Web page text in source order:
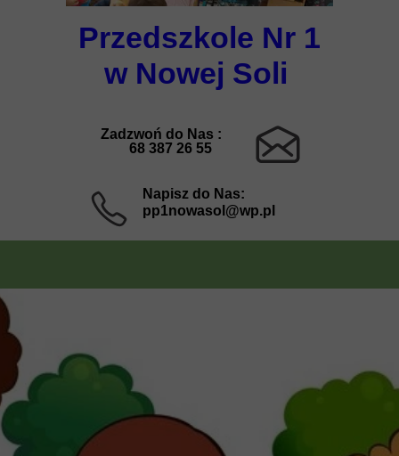
Napisz do Nas:
pp1nowasol@wp.pl
Zadzwoń do Nas :
68 387 26 55
Przedszkole Nr 1
w Nowej Soli